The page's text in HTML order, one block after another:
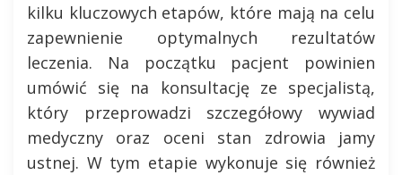
kilku kluczowych etapów, które mają na celu
zapewnienie optymalnych rezultatów
leczenia. Na początku pacjent powinien
umówić się na konsultację ze specjalistą,
który przeprowadzi szczegółowy wywiad
medyczny oraz oceni stan zdrowia jamy
ustnej. W tym etapie wykonuje się również